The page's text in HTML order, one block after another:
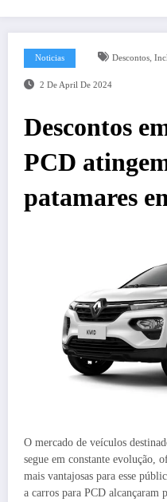
Noticias Descontos,
2 De April De 2024
Descontos
PCD
patamares
O mercado de veículos
segue em constante evolução,
mais vantajosas para esse
a carros para PCD alcançaram